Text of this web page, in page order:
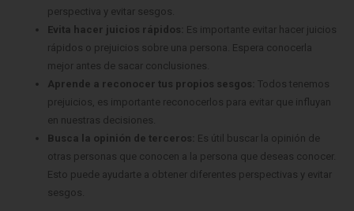
perspectiva y evitar sesgos.
Evita hacer juicios rápidos: Es importante evitar hacer juicios
rápidos o prejuicios sobre una persona. Espera conocerla
mejor antes de sacar conclusiones.
Aprende a reconocer tus propios sesgos: Todos tenemos
prejuicios, es importante reconocerlos para evitar que influyan
en nuestras decisiones.
Busca la opinión de terceros: Es útil buscar la opinión de
otras personas que conocen a la persona que deseas conocer.
Esto puede ayudarte a obtener diferentes perspectivas y evitar
sesgos.